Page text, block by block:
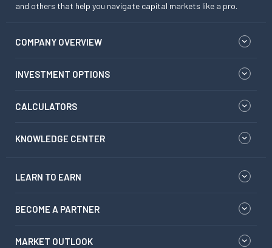
and others that help you navigate capital markets like a pro.
COMPANY OVERVIEW
INVESTMENT OPTIONS
CALCULATORS
KNOWLEDGE CENTER
LEARN TO EARN
BECOME A PARTNER
MARKET OUTLOOK